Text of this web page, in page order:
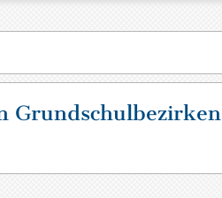
Grundschulbezirken